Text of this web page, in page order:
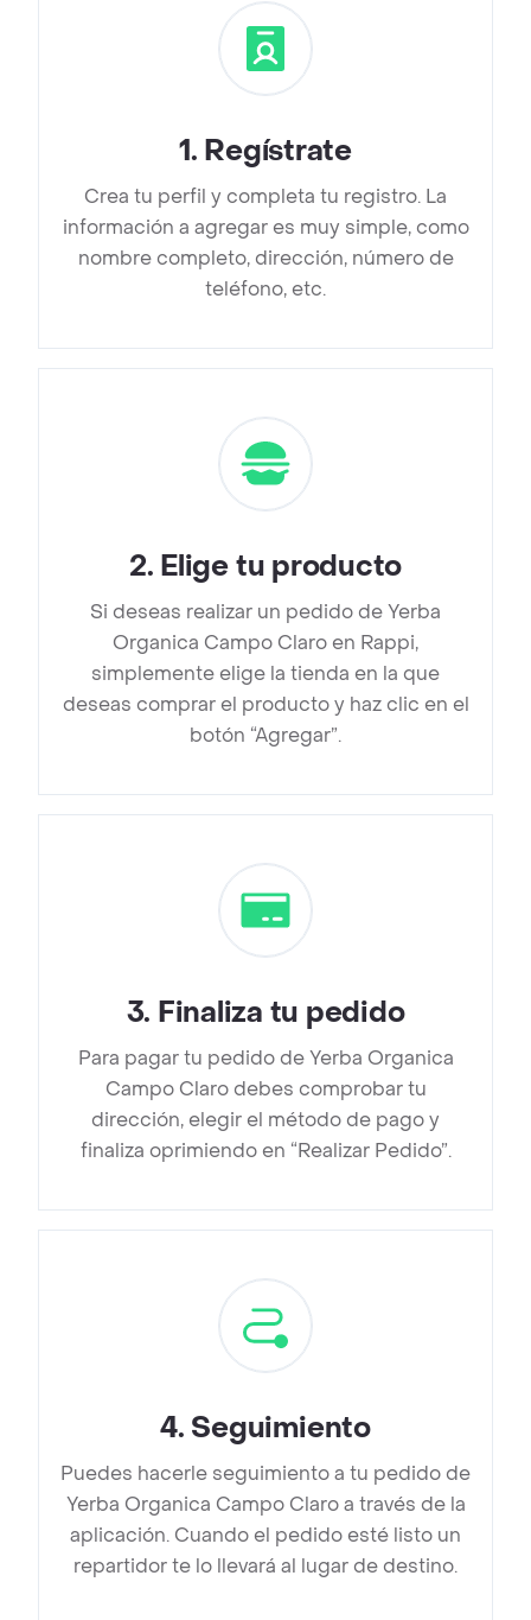
1. Regístrate
Crea tu perfil y completa tu registro. La
información a agregar es muy simple, como
nombre completo, dirección, número de
teléfono, etc.
2. Elige tu producto
Si deseas realizar un pedido de Yerba
Organica Campo Claro en Rappi,
simplemente elige la tienda en la que
deseas comprar el producto y haz clic en el
botón “Agregar”.
3. Finaliza tu pedido
Para pagar tu pedido de Yerba Organica
Campo Claro debes comprobar tu
dirección, elegir el método de pago y
finaliza oprimiendo en “Realizar Pedido”.
4. Seguimiento
Puedes hacerle seguimiento a tu pedido de
Yerba Organica Campo Claro a través de la
aplicación. Cuando el pedido esté listo un
repartidor te lo llevará al lugar de destino.